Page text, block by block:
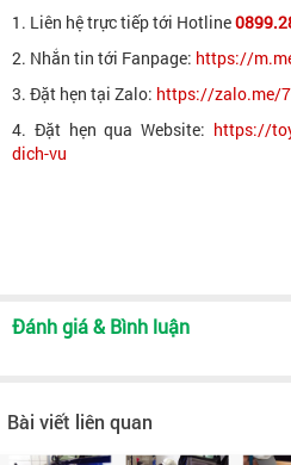
1. Liên hệ trực tiếp tới Hotline
2. Nhắn tin tới Fanpage: https://
3. Đặt hẹn tại Zalo: https://zalo.me/
4. Đặt hẹn qua Website: https://
dich-vu
Đánh giá & Bình luận
Bài viết liên quan